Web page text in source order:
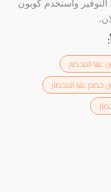
واستخدم كوبون
عليا المخضار
خصم عليا المخضار